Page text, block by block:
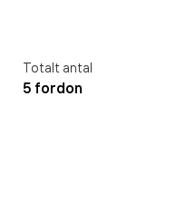
Totalt antal
5 fordon